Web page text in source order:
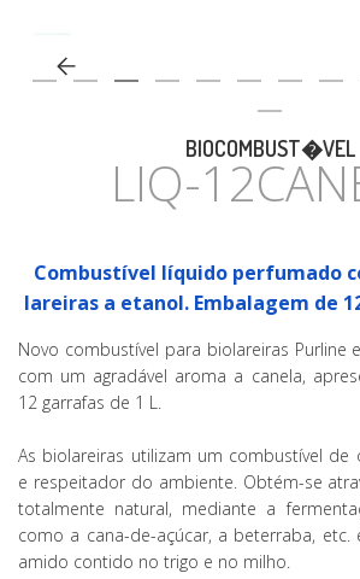
BIOCOMBUST�VEL
LIQ-
Combustível líquido perfumado
lareiras a etanol. Embalagem de
Novo combustível para biolareiras Purline
com um agradável aroma a canela,
12 garrafas de 1 L.
As biolareiras utilizam um combustível de
e respeitador do ambiente. Obtém-se
totalmente natural, mediante a
como a cana-de-açúcar, a beterraba,
amido contido no trigo e no milho.